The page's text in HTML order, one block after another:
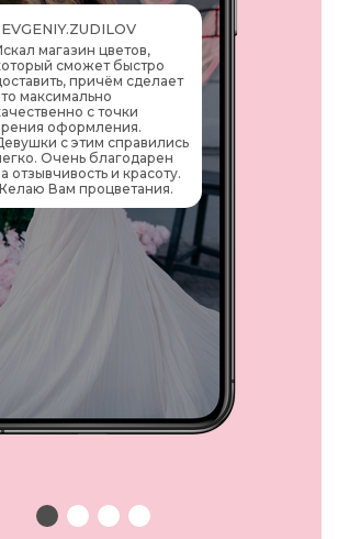
EVGENIY.ZUDILOV
магазин цветов,
сможет быстро
причём сделает
максимально
с точки
оформления.
с этим справились
Очень благодарен
отзывчивость и красоту.
Вам процветания.